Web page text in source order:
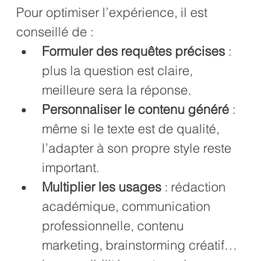
Pour optimiser l’expérience, il est
conseillé de :
Formuler des requêtes précises :
plus la question est claire,
meilleure sera la réponse.
Personnaliser le contenu généré :
même si le texte est de qualité,
l’adapter à son propre style reste
important.
Multiplier les usages : rédaction
académique, communication
professionnelle, contenu
marketing, brainstorming créatif…